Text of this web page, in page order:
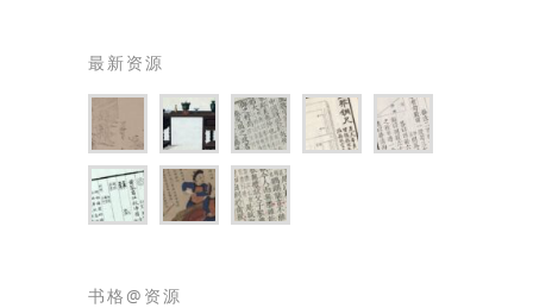
最新资源
书格@资源